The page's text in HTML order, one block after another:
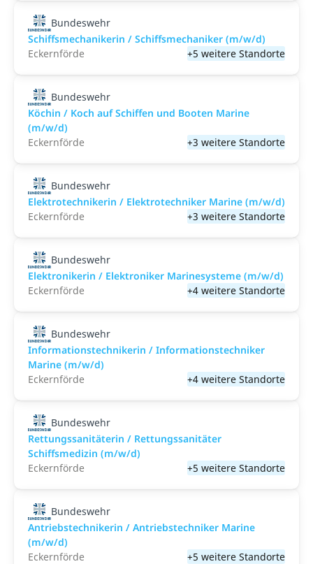
Bundeswehr
Schiffsmechanikerin / Schiffsmechaniker (m/w/d)
Eckernförde
+5 weitere Standorte
Bundeswehr
Köchin / Koch auf Schiffen und Booten Marine
(m/w/d)
Eckernförde
+3 weitere Standorte
Bundeswehr
Elektrotechnikerin / Elektrotechniker Marine (m/w/d)
Eckernförde
+3 weitere Standorte
Bundeswehr
Elektronikerin / Elektroniker Marinesysteme (m/w/d)
Eckernförde
+4 weitere Standorte
Bundeswehr
Informationstechnikerin / Informationstechniker
Marine (m/w/d)
Eckernförde
+4 weitere Standorte
Bundeswehr
Rettungssanitäterin / Rettungssanitäter
Schiffsmedizin (m/w/d)
Eckernförde
+5 weitere Standorte
Bundeswehr
Antriebstechnikerin / Antriebstechniker Marine
(m/w/d)
Eckernförde
+5 weitere Standorte